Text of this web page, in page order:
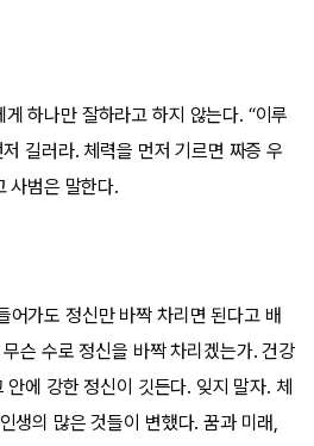
하나만 잘하라고 하지 않는다. “이루
길러라. 체력을 먼저 기르면 짜증 우
사범은 말한다.
어가도 정신만 바짝 차리면 된다고 배
슨 수로 정신을 바짝 차리겠는가. 건강
안에 강한 정신이 깃든다. 잊지 말자. 체
생의 많은 것들이 변했다. 꿈과 미래,